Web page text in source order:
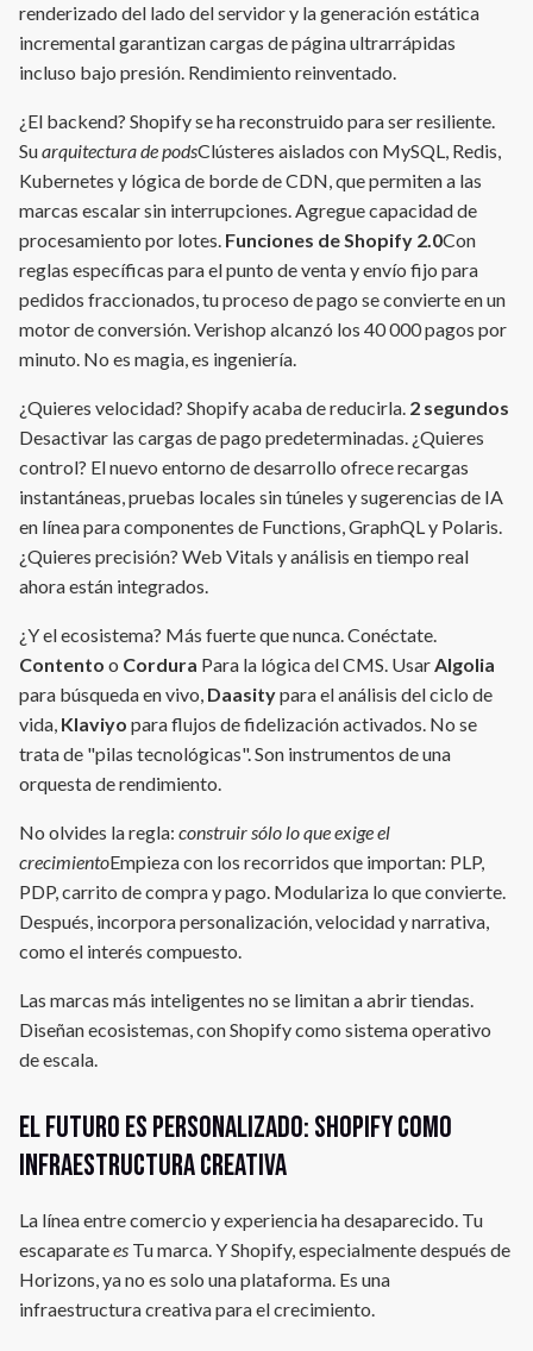
renderizado del lado del servidor y la generación estática
incremental garantizan cargas de página ultrarrápidas
incluso bajo presión. Rendimiento reinventado.
¿El backend? Shopify se ha reconstruido para ser resiliente.
Suarquitectura de podsClústeres aislados con MySQL, Redis,
Kubernetes y lógica de borde de CDN, que permiten a las
marcas escalar sin interrupciones. Agregue capacidad de
procesamiento por lotes. Funciones de Shopify 2.0Con
reglas específicas para el punto de venta y envío fijo para
pedidos fraccionados, tu proceso de pago se convierte en un
motor de conversión. Verishop alcanzó los 40 000 pagos por
minuto. No es magia, es ingeniería.
¿Quieres velocidad? Shopify acaba de reducirla. 2 segundos
Desactivar las cargas de pago predeterminadas. ¿Quieres
control? El nuevo entorno de desarrollo ofrece recargas
instantáneas, pruebas locales sin túneles y sugerencias de IA
en línea para componentes de Functions, GraphQL y Polaris.
¿Quieres precisión? Web Vitals y análisis en tiempo real
ahora están integrados.
¿Y el ecosistema? Más fuerte que nunca. Conéctate.
Contento o Cordura Para la lógica del CMS. UsarAlgolia
para búsqueda en vivo, Daasitypara el análisis del ciclo de
vida, Klaviyo para flujos de fidelización activados. No se
trata de "pilas tecnológicas". Son instrumentos de una
orquesta de rendimiento.
No olvides la regla: construir sólo lo que exige el
crecimientoEmpieza con los recorridos que importan: PLP,
PDP, carrito de compra y pago. Modulariza lo que convierte.
Después, incorpora personalización, velocidad y narrativa,
como el interés compuesto.
Las marcas más inteligentes no se limitan a abrir tiendas.
Diseñan ecosistemas, con Shopify como sistema operativo
de escala.
El futuro es personalizado: Shopify como
infraestructura creativa
La línea entre comercio y experiencia ha desaparecido. Tu
escaparatees Tu marca. Y Shopify, especialmente después de
Horizons, ya no es solo una plataforma. Es una
infraestructura creativa para el crecimiento.